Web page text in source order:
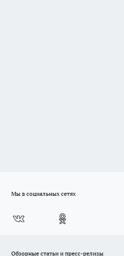
Мы в социальных сетях
Обзорные статьи и пресс-релизы